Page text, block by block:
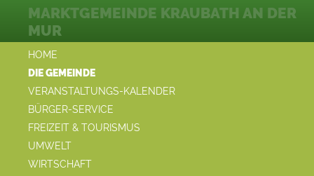
HOME
DIE GEMEINDE
VERANSTALTUNGS-KALENDER
BÜRGER-SERVICE
FREIZEIT & TOURISMUS
UMWELT
WIRTSCHAFT
MARKTGEMEINDE KRAUBATH AN DER
MUR